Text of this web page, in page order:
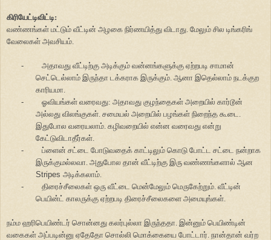
கிரியேட்டிவிட்டி:
வண்ணங்கள் மட்டும் வீட்டின் அழகை நிர்ணயித்து விடாது. மேலும் சில டிங்கரிங்
வேலைகள் அவசியம்.
-
அதாவது வீட்டிற்கு அடிக்கும் வன்னங்களுக்கு ஏற்றபடி சாமான்
செட்டெல்லாம் இருந்தா டக்கராக இருக்கும். ஆனா இதெல்லாம் நடக்குற
காரியமா.
-
ஓவியங்கள் வரைவது: அதாவது குழந்தைகள் அறையில் கார்டூன்
அல்லது விலங்குகள். சமையல் அறையில் பழங்கள் நிறைந்த கூடை.
இதுபோல வரையலாம். கழிவறையில் என்ன வரைவது என்று
கேட்டுவிடாதீர்கள்.
-
ப்ளைன் சட்டை போடுவதைக் காட்டிலும் கொடு போட்ட சட்டை நன்றாக
இருக்குமல்லவா. அதுபோல தான் வீட்டிற்கு இரு வண்ணங்களால் ஆன
Stripes அடிக்கலாம்.
-
திரைச்சீலைகள் ஒரு வீட்டை மென்மேலும் மெருகேற்றும். வீட்டின்
பெயின்ட் காலருக்கு ஏற்றபடி திரைச்சீலைகளை அமையுங்கள்.
நம்ம ஹரிபெயிண்டர் சொன்னது கலர்புல்லா இருந்ததா. இன்னும் பெயிண்டின்
வகைகள் அப்படின்னு ஏதேதோ சொல்லி மொக்கையை போட்டார். நான்தான் வர்ற